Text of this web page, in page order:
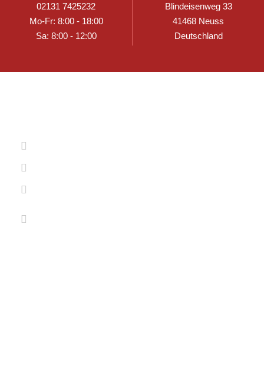
02131 7425232
Mo-Fr: 8:00 - 18:00
Sa: 8:00 - 12:00
Blindeisenweg 33
41468 Neuss
Deutschland